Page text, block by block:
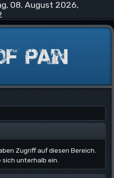
08. August 2026,
Zugriff auf diesen Bereich.
unterhalb ein.